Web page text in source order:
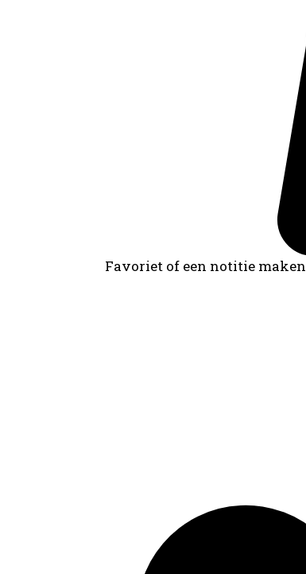
Favoriet of een notitie maken